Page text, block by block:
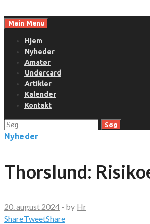
toMain Menu
Hjem
Nyheder
Amatør
Undercard
Artikler
Kalender
Kontakt
Søg
efter:
Nyheder
Thorslund:
20. august 2024 - by Hr
ShareTweetShare